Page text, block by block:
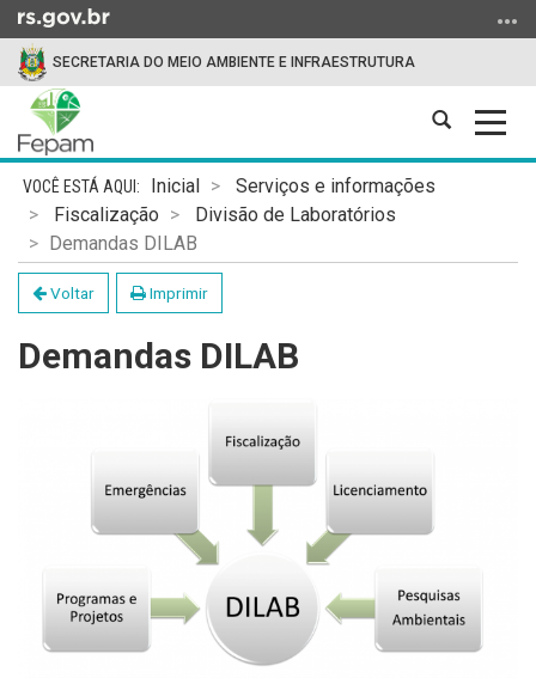
para
conteúdo
para
menu
para
SECRETARIA DO MEIO AMBIENTE E INFRAESTRUTURA
Abrir
busca
Início
conteúdo
Inicial
Serviços e informações
Fiscalização
Divisão de Laboratórios
Demandas DILAB
Voltar Imprimir
Demandas DILAB